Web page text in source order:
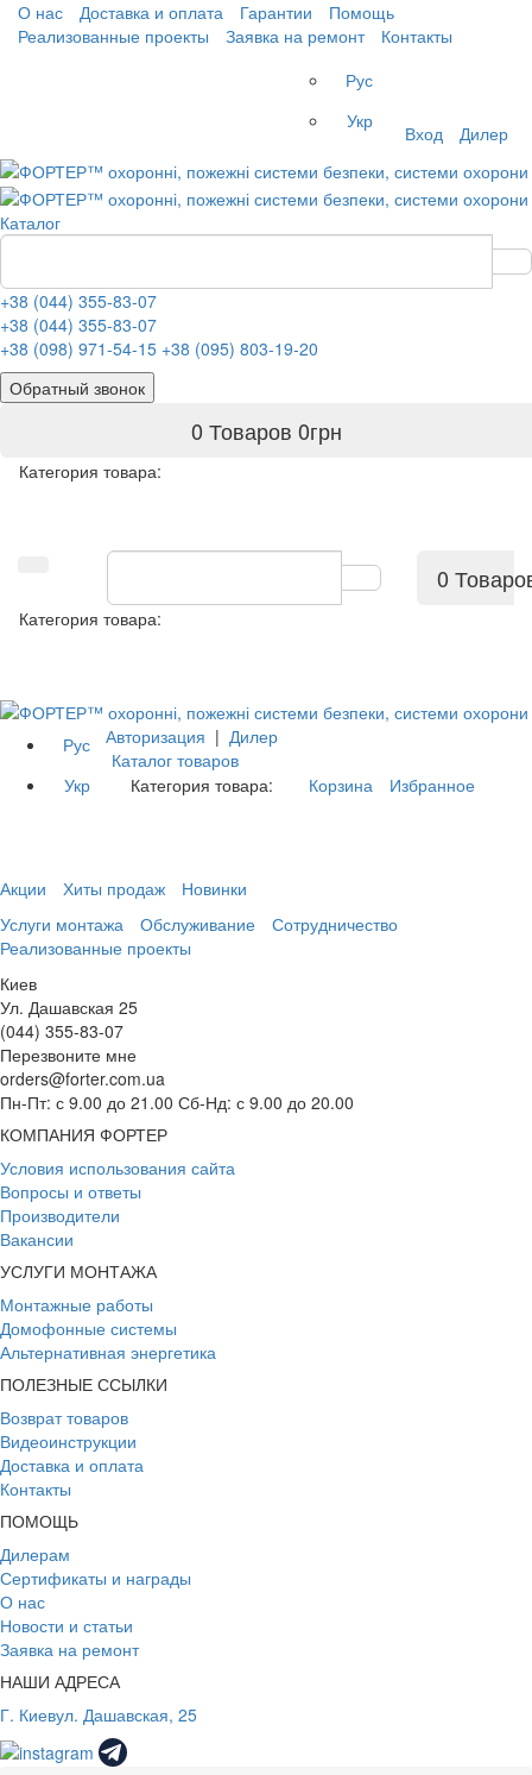
О нас Доставка и оплата Гарантии
Помощь
Реализованные проекты
Заявка на ремонт
Контакты
Рус
Укр
Вход Дилер
Каталог
+38 (044) 355-83-07
+38 (044) 355-83-07
+38 (098) 971-54-15 +38 (095) 803-19-20
Обратный звонок
0 Товаров 0грн
Категория товара:
0
Категория товара:
Рус
Укр
Авторизация | Дилер
Каталог товаров
Категория товара:
Корзина Избранное
Акции Хиты продаж
Новинки
Услуги монтажа
Обслуживание
Сотрудничество
Реализованные проекты
Киев
Ул. Дашавская 25
(044) 355-83-07
Перезвоните мне
orders@forter.com.ua
Пн-Пт: с 9.00 до 21.00 Сб-Нд: с 9.00 до 20.00
КОМПАНИЯ ФОРТЕР
Условия использования сайта
Вопросы и ответы
Производители
Вакансии
УСЛУГИ МОНТАЖА
Монтажные работы
Домофонные системы
Альтернативная энергетика
ПОЛЕЗНЫЕ ССЫЛКИ
Возврат товаров
Видеоинструкции
Доставка и оплата
Контакты
ПОМОЩЬ
Дилерам
Сертификаты и награды
О нас
Новости и статьи
Заявка на ремонт
НАШИ АДРЕСА
Г. Киевул. Дашавская, 25